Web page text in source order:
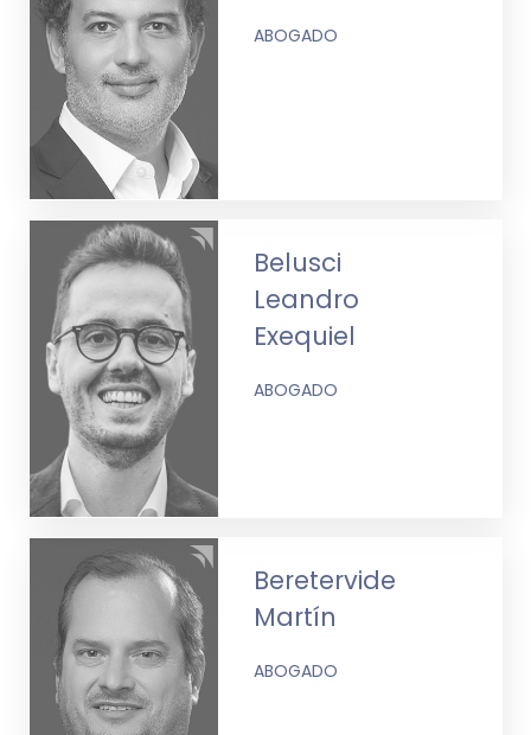
ABOGADO
Belusci
Leandro
Exequiel
ABOGADO
Beretervide
Martín
ABOGADO